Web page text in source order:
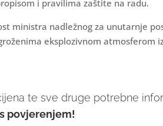
i pravilima zaštite na radu.
ministra nadležnog za unutarnje
eksplozivnom atmosferom
te sve druge potrebne
povjerenjem!